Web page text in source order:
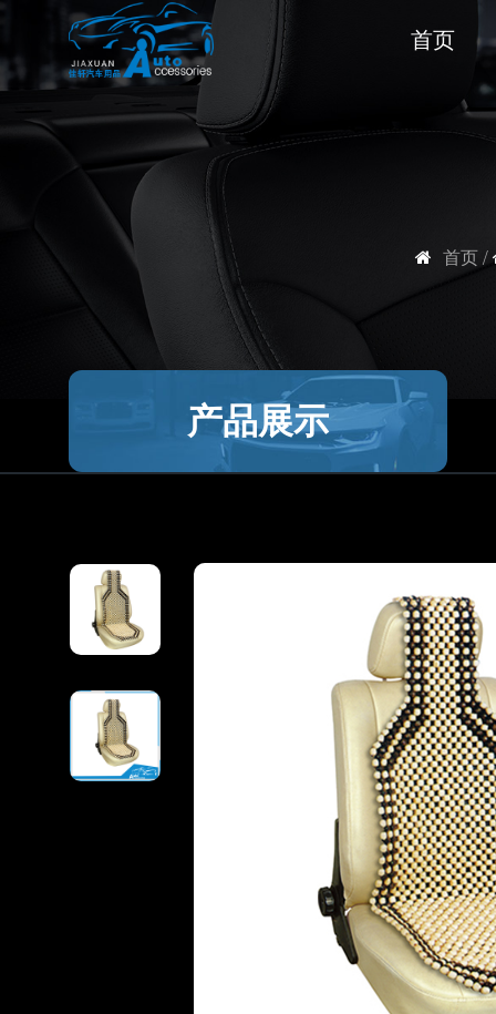
首页
首页 /
产品展示